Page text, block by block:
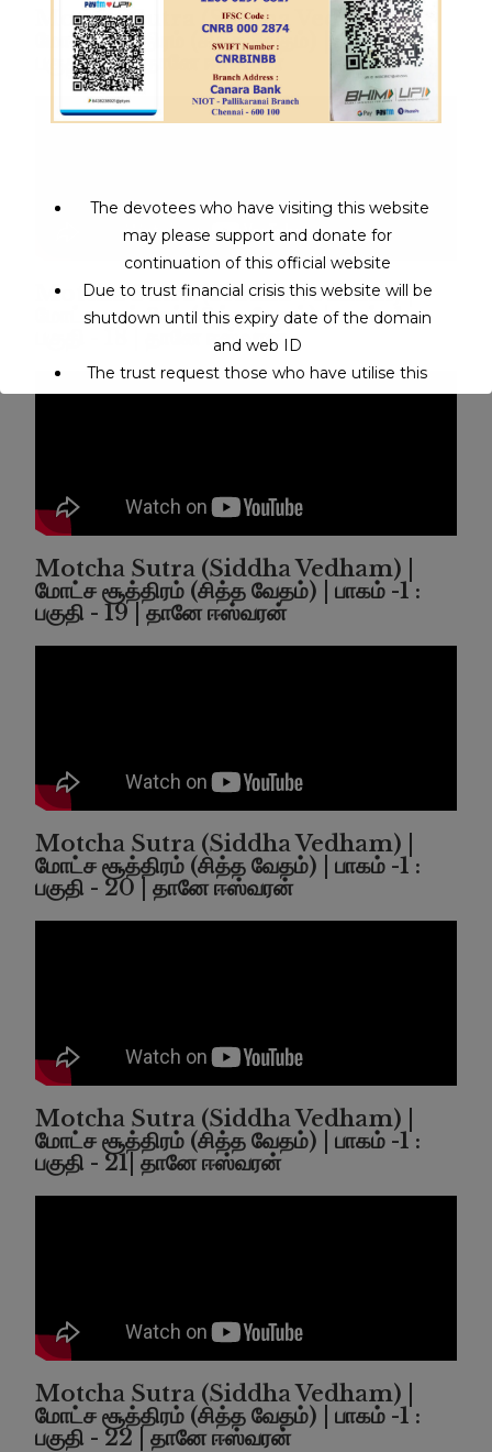
Motcha Sutra (Siddha Vedham) |
மோட்ச சூத்திரம் (சித்த வேதம்) | பாகம் -1 :
பகுதி - 17 | தானே ஈஸ்வரன்
Motcha Sutra (Siddha Vedham) |
மோட்ச சூத்திரம் (சித்த வேதம்) |பாகம் -1 :
பகுதி - 18 | தானே ஈஸ்வரன்
Motcha Sutra (Siddha Vedham) |
மோட்ச சூத்திரம் (சித்த வேதம்) | பாகம் -1 :
பகுதி - 19 | தானே ஈஸ்வரன்
Motcha Sutra (Siddha Vedham) |
மோட்ச சூத்திரம் (சித்த வேதம்) | பாகம் -1 :
பகுதி - 20 | தானே ஈஸ்வரன்
Motcha Sutra (Siddha Vedham) |
மோட்ச சூத்திரம் (சித்த வேதம்) | பாகம் -1 :
பகுதி - 21| தானே ஈஸ்வரன்
Motcha Sutra (Siddha Vedham) |
மோட்ச சூத்திரம் (சித்த வேதம்) | பாகம் -1 :
பகுதி - 22 | தானே ஈஸ்வரன்
The devotees who have visiting this website
may please support and donate for
continuation of this official website
Due to trust financial crisis this website will be
shutdown until this expiry date of the domain
and web ID
The trust request those who have utilise this
service may support to continue this service.